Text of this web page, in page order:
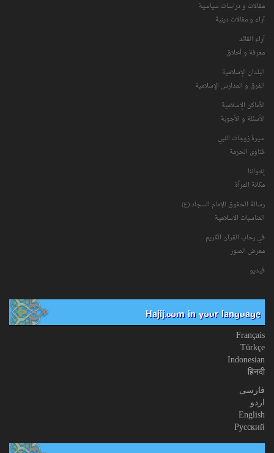
مقالات و دراسات سياسية
آراء و مقالات دينية
آراء القائد
معرفة و أخلاق
البلدان الإسلامية
الفرق و المدارس الإسلامية
الأماكن الإسلامية
الأسئلة و الأجوبة
سیرۀ زوجات النبي
فتاوی الحرمة
إخواننا
مكانة‌ المرأة
رسالة الحقوق للإمام السجاد (ع)
المناسبات الاسلامیة
في رحاب القرآن الکریم
معرض الصور
فیدیو
Hajij.com in your language
Français
Türkçe
Indonesian
हिनदी
فارسی
اردو
English
Русский